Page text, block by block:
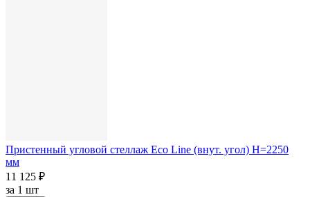
Пристенный угловой стеллаж Eco Line (внут. угол) H=2250
мм
11 125 ₽
за 1 шт